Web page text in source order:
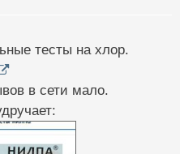
тесты на хлор.
в сети мало.